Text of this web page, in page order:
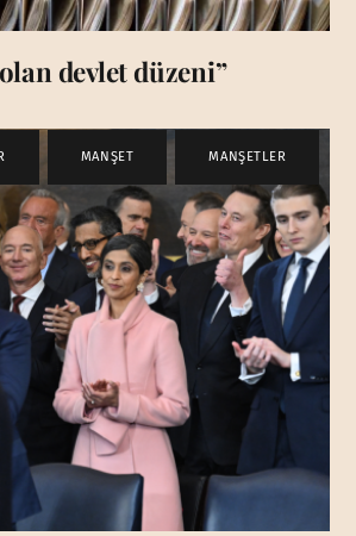
devlet düzeni”
MANŞET MANŞETLER